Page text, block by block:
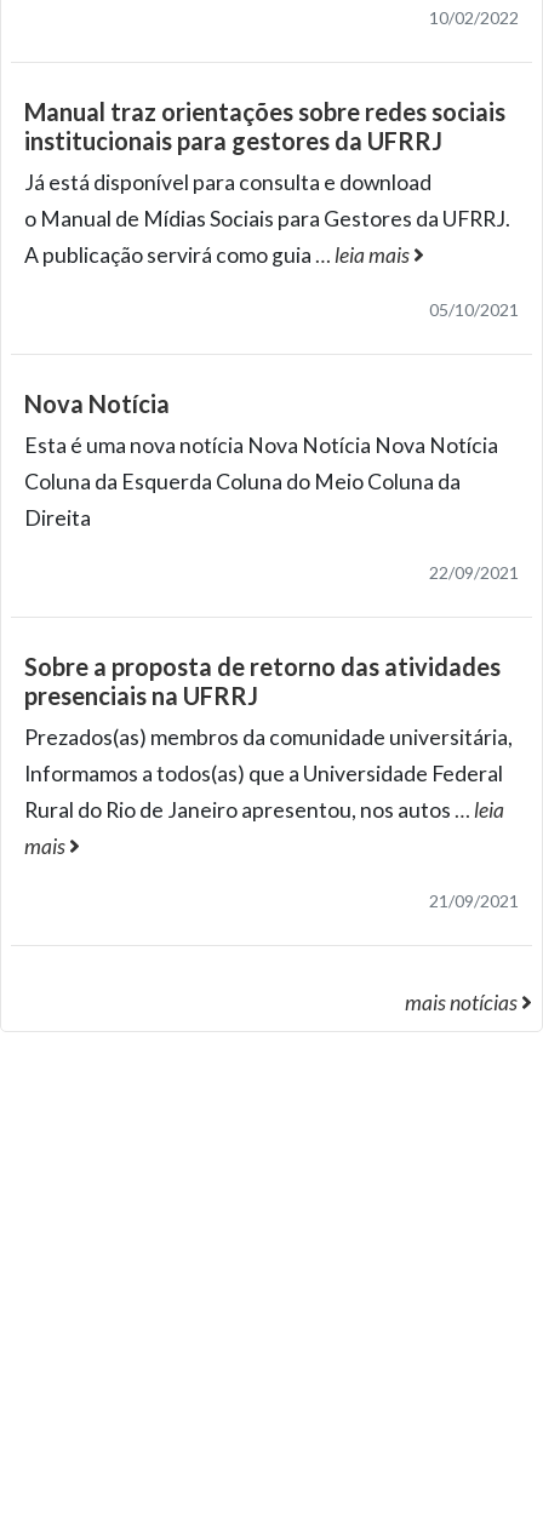
10/02/2022
Manual traz orientações sobre redes sociais
institucionais para gestores da UFRRJ
Já está disponível para consulta e download
o Manual de Mídias Sociais para Gestores da UFRRJ.
A publicação servirá como guia … leia mais
05/10/2021
Nova Notícia
Esta é uma nova notícia Nova Notícia Nova Notícia
Coluna da Esquerda Coluna do Meio Coluna da
Direita
22/09/2021
Sobre a proposta de retorno das atividades
presenciais na UFRRJ
Prezados(as) membros da comunidade universitária,
Informamos a todos(as) que a Universidade Federal
Rural do Rio de Janeiro apresentou, nos autos … leia
mais
21/09/2021
mais notícias